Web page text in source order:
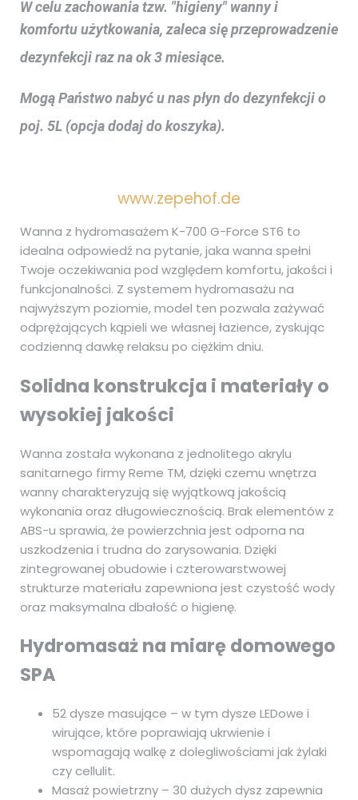
W celu zachowania tzw. "higieny" wanny i
komfortu użytkowania, zaleca się przeprowadzenie
dezynfekcji raz na ok 3 miesiące.
Mogą Państwo nabyć u nas płyn do dezynfekcji o
poj. 5L (opcja dodaj do koszyka).
www.zepehof.de
Wanna z hydromasażem K-700 G-Force ST6 to
idealna odpowiedź na pytanie, jaka wanna spełni
Twoje oczekiwania pod względem komfortu, jakości i
funkcjonalności. Z systemem hydromasażu na
najwyższym poziomie, model ten pozwala zażywać
odprężających kąpieli we własnej łazience, zyskując
codzienną dawkę relaksu po ciężkim dniu.
Solidna konstrukcja i materiały o
wysokiej jakości
Wanna została wykonana z jednolitego akrylu
sanitarnego firmy Reme TM, dzięki czemu wnętrza
wanny charakteryzują się wyjątkową jakością
wykonania oraz długowiecznością. Brak elementów z
ABS-u sprawia, że powierzchnia jest odporna na
uszkodzenia i trudna do zarysowania. Dzięki
zintegrowanej obudowie i czterowarstwowej
strukturze materiału zapewniona jest czystość wody
oraz maksymalna dbałość o higienę.
Hydromasaż na miarę domowego
SPA
52 dysze masujące – w tym dysze LEDowe i
wirujące, które poprawiają ukrwienie i
wspomagają walkę z dolegliwościami jak żylaki
czy cellulit.
Masaż powietrzny – 30 dużych dysz zapewnia